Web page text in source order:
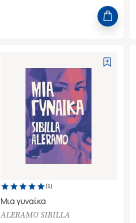
(1)
Μια γυναίκα
ALERAMO SIBILLA